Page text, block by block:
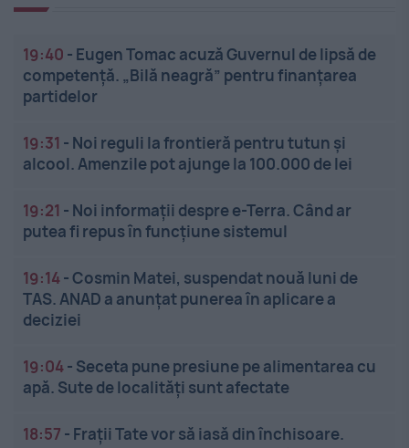
19:40 - Eugen Tomac acuză Guvernul de lipsă de
competență. „Bilă neagră” pentru finanțarea
partidelor
19:31 - Noi reguli la frontieră pentru tutun și
alcool. Amenzile pot ajunge la 100.000 de lei
19:21 - Noi informații despre e-Terra. Când ar
putea fi repus în funcțiune sistemul
19:14-Cosmin Matei, suspendat nouă luni de
TAS. ANAD a anunțat punerea în aplicare a
deciziei
19:04- Seceta pune presiune pe alimentarea cu
apă. Sute de localități sunt afectate
18:57 - Frații Tate vor să iasă din închisoare.